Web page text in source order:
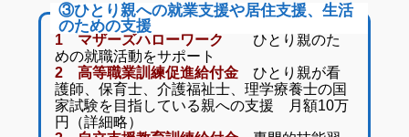
③ひとり親への就業支援や居住支援、生活
のための支援
1 マザーズハローワーク ひとり親のた
めの就職活動をサポート
2 高等職業訓練促進給付金ひとり親が看
護師、保育士、介護福祉士、理学療養士の国
家試験を目指している親への支援 月額10万
円（詳細略）